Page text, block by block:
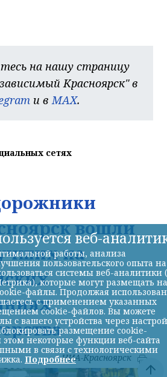
на нашу страницу
Красноярск" в
и вMAX.
сетях
вошли
на
НИА-Красноярск
веб-
работы, анализа
пользовательского опыта на
системы веб-аналитики
которые могут размещать на
файлы. Продолжая
с применением указанных
cookie-файлов. Вы можете
с вашего устройства через
размещение cookie-
некоторые функции веб-сайта
в связи с технологическими
Подробнее